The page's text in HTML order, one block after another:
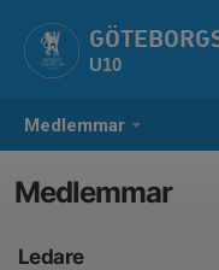
Medlemmar
U10
Medlemmar
Ledare